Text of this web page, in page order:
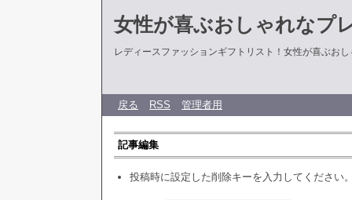
女性が喜ぶおしゃれなプ
レディースファッションギフトリスト！女性が喜ぶお
戻る RSS 管理者用
記事編集
投稿時に設定した削除キーを入力してください